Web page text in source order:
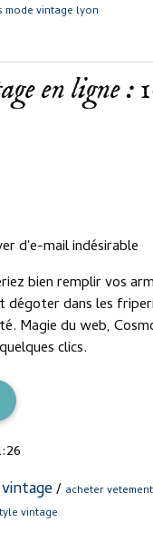
mode vintage lyon
en ligne :
d'e-mail indésirable
bien remplir vos
dégoter dans les
Magie du web,
clics.
/ acheter
vintage